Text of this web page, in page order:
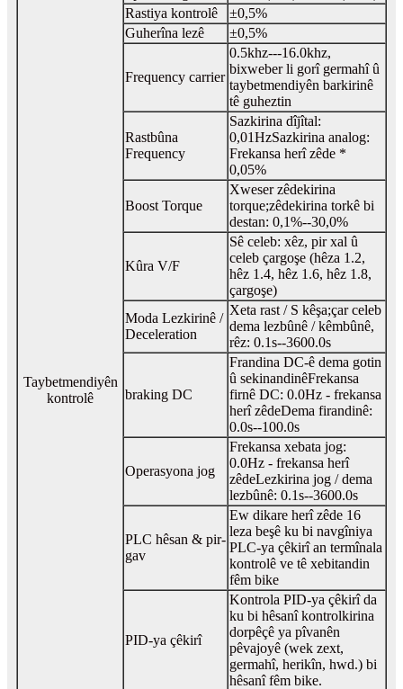
Taybetmendiyên
kontrolê
Rastiya kontrolê
±0,5%
Guherîna lezê
±0,5%
Frequency carrier
0.5khz---16.0khz,
bixweber li gorî germahî û
taybetmendiyên barkirinê
tê guheztin
Rastbûna
Frequency
Sazkirina dîjîtal:
0,01HzSazkirina analog:
Frekansa herî zêde *
0,05%
Boost Torque
Xweser zêdekirina
torque;zêdekirina torkê bi
destan: 0,1%--30,0%
Kûra V/F
Sê celeb: xêz, pir xal û
celeb çargoşe (hêza 1.2,
hêz 1.4, hêz 1.6, hêz 1.8,
çargoşe)
Moda Lezkirinê /
Deceleration
Xeta rast / S kêşa;çar celeb
dema lezbûnê / kêmbûnê,
rêz: 0.1s--3600.0s
braking DC
Frandina DC-ê dema gotin
û sekinandinêFrekansa
firnê DC: 0.0Hz - frekansa
herî zêdeDema firandinê:
0.0s--100.0s
Operasyona jog
Frekansa xebata jog:
0.0Hz - frekansa herî
zêdeLezkirina jog / dema
lezbûnê: 0.1s--3600.0s
PLC hêsan & pir-
gav
Ew dikare herî zêde 16
leza beşê ku bi navgîniya
PLC-ya çêkirî an termînala
kontrolê ve tê xebitandin
fêm bike
PID-ya çêkirî
Kontrola PID-ya çêkirî da
ku bi hêsanî kontrolkirina
dorpêçê ya pîvanên
pêvajoyê (wek zext,
germahî, herikîn, hwd.) bi
hêsanî fêm bike.